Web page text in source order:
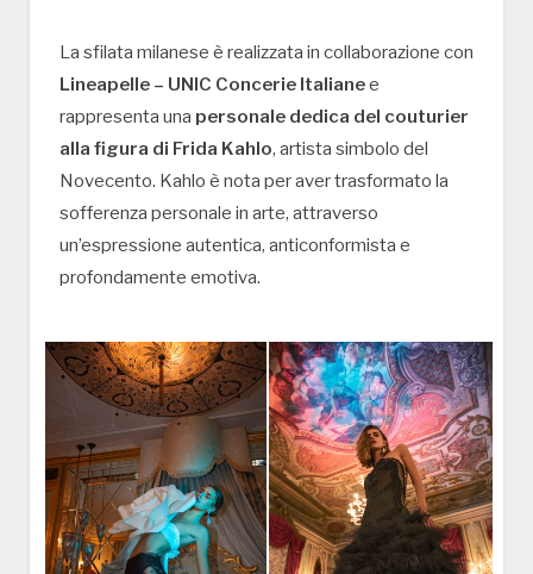
La sfilata milanese è realizzata in collaborazione con
Lineapelle – UNIC Concerie Italianee
rappresenta una personale dedica del couturier
alla figura di Frida Kahlo, artista simbolo del
Novecento. Kahlo è nota per aver trasformato la
sofferenza personale in arte, attraverso
un’espressione autentica, anticonformista e
profondamente emotiva.